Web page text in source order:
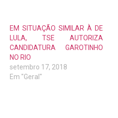
EM SITUAÇÃO SIMILAR À DE
LULA, TSE AUTORIZA
CANDIDATURA GAROTINHO
NO RIO
setembro 17, 2018
Em "Geral"